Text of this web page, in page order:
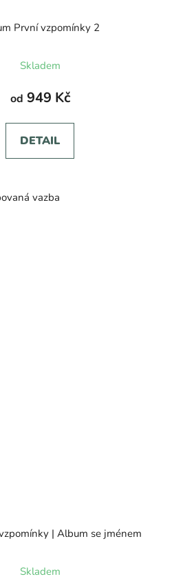
První vzpomínky 2
hodnocení
produktu
je
5,0
z
5
Skladem
od 949 Kč
DETAIL
vazba
| Album se jménem
Skladem